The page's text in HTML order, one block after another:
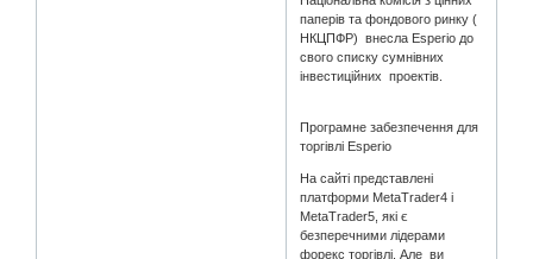
паперів та фондового ринку (
НКЦПФР) внесла Esperio до
свого списку сумнівних
інвестиційних проектів.
Програмне забезпечення для
торгівлі Esperio
На сайті представлені
платформи MetaTrader4 і
MetaTrader5, які є
безперечними лідерами
форекс торгівлі. Але ви